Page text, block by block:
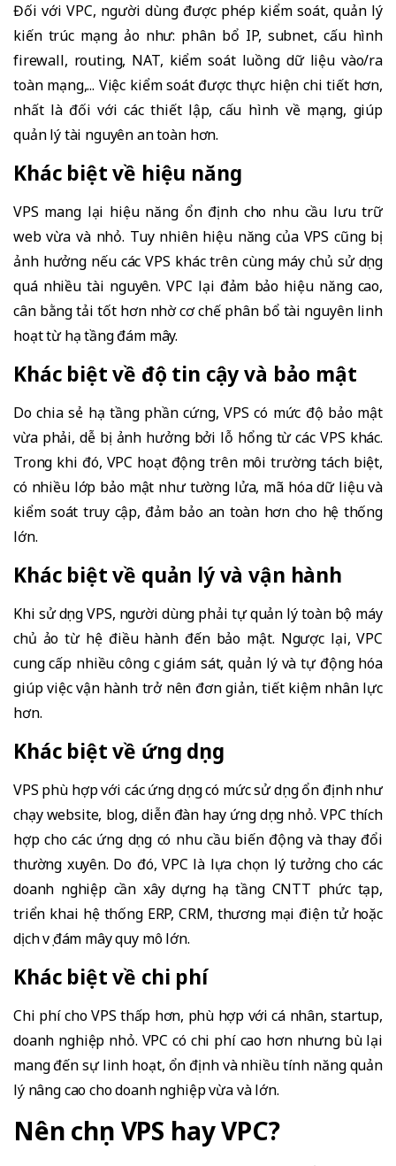
Đối với VPC, người dùng được phép kiểm soát, quản lý
kiến trúc mạng ảo như: phân bổ IP, subnet, cấu hình
firewall, routing, NAT, kiểm soát luồng dữ liệu vào/ra
toàn mạng,... Việc kiểm soát được thực hiện chi tiết hơn,
nhất là đối với các thiết lập, cấu hình về mạng, giúp
quản lý tài nguyên an toàn hơn.
Khác biệt về hiệu năng
VPS mang lại hiệu năng ổn định cho nhu cầu lưu trữ
web vừa và nhỏ. Tuy nhiên hiệu năng của VPS cũng bị
ảnh hưởng nếu các VPS khác trên cùng máy chủ sử dụng
quá nhiều tài nguyên. VPC lại đảm bảo hiệu năng cao,
cân bằng tải tốt hơn nhờ cơ chế phân bổ tài nguyên linh
hoạt từ hạ tầng đám mây.
Khác biệt về độ tin cậy và bảo mật
Do chia sẻ hạ tầng phần cứng, VPS có mức độ bảo mật
vừa phải, dễ bị ảnh hưởng bởi lỗ hổng từ các VPS khác.
Trong khi đó, VPC hoạt động trên môi trường tách biệt,
có nhiều lớp bảo mật như tường lửa, mã hóa dữ liệu và
kiểm soát truy cập, đảm bảo an toàn hơn cho hệ thống
lớn.
Khác biệt về quản lý và vận hành
Khi sử dụng VPS, người dùng phải tự quản lý toàn bộ máy
chủ ảo từ hệ điều hành đến bảo mật. Ngược lại, VPC
cung cấp nhiều công cụ giám sát, quản lý và tự động hóa
giúp việc vận hành trở nên đơn giản, tiết kiệm nhân lực
hơn.
Khác biệt về ứng dụng
VPS phù hợp với các ứng dụng có mức sử dụng ổn định như
chạy website, blog, diễn đàn hay ứng dụng nhỏ. VPC thích
hợp cho các ứng dụng có nhu cầu biến động và thay đổi
thường xuyên. Do đó, VPC là lựa chọn lý tưởng cho các
doanh nghiệp cần xây dựng hạ tầng CNTT phức tạp,
triển khai hệ thống ERP, CRM, thương mại điện tử hoặc
dịch vụ đám mây quy mô lớn.
Khác biệt về chi phí
Chi phí cho VPS thấp hơn, phù hợp với cá nhân, startup,
doanh nghiệp nhỏ. VPC có chi phí cao hơn nhưng bù lại
mang đến sự linh hoạt, ổn định và nhiều tính năng quản
lý nâng cao cho doanh nghiệp vừa và lớn.
Nên chọn VPS hay VPC?